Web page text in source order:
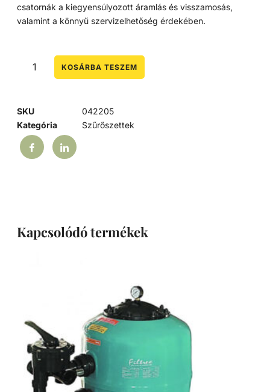
csatornák a kiegyensúlyozott áramlás és visszamosás,
valamint a könnyű szervizelhetőség érdekében.
KOSÁRBA TESZEM
SKU
042205
Kategória
Szűrőszettek
Kapcsolódó termékek